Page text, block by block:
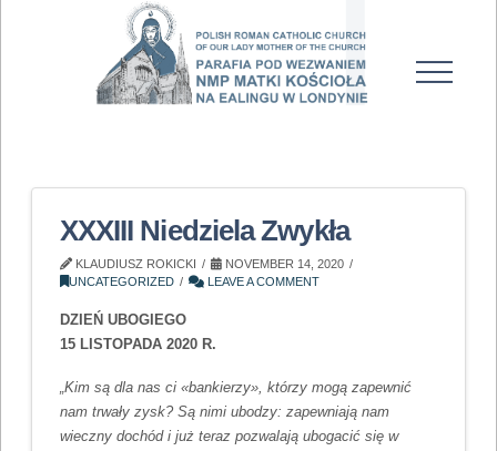
XXXIII Niedziela Zwykła
KLAUDIUSZ ROKICKI
NOVEMBER 14, 2020
UNCATEGORIZED
LEAVE A COMMENT
DZIEŃ UBOGIEGO
15 LISTOPADA 2020 R.
„Kim są dla nas ci «bankierzy», którzy mogą zapewnić
nam trwały zysk? Są nimi ubodzy: zapewniają nam
wieczny dochód i już teraz pozwalają ubogacić się w